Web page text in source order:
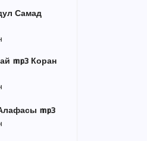
Самад
mp3 Коран
mp3